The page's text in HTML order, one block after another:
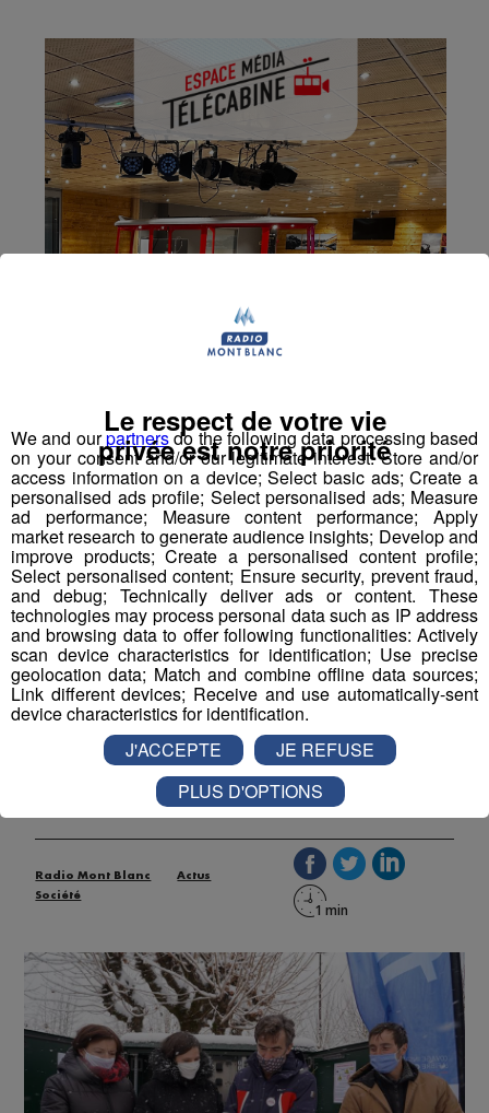
Chamonix : le déploiement de la
fibre se poursuit
Publié par La Rédaction Radio Mont Blanc -
-Mis à jour le 28 décembre 2020 à 11h33
Radio Mont Blanc
Actus
Société
We and ourpartnersdo the following data processing based
on your consent and/or our legitimate interest: Store and/or
access information on a device; Select basic ads; Create a
personalised ads profile; Select personalised ads; Measure
ad performance; Measure content performance; Apply
market research to generate audience insights; Develop and
improve products; Create a personalised content profile;
Select personalised content; Ensure security, prevent fraud,
and debug; Technically deliver ads or content. These
technologies may process personal data such as IP address
and browsing data to offer following functionalities: Actively
scan device characteristics for identification; Use precise
geolocation data; Match and combine offline data sources;
Link different devices; Receive and use automatically-sent
device characteristics for identification.
Le respect de votre vie
privée est notre priorité
J'ACCEPTE
JE REFUSE
PLUS D'OPTIONS